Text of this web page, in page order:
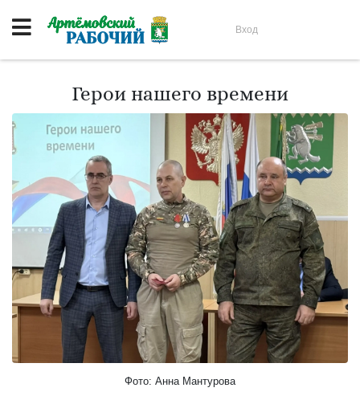
Вход
Герои нашего времени
Фото: Анна Мантурова